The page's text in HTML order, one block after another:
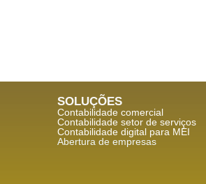
SOLUÇÕES
Contabilidade comercial
Contabilidade setor deserviços
Contabilidade digital para MEI
Abertura de empresas